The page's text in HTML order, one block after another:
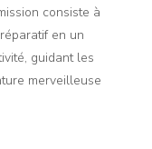
consiste à
en un
guidant les
merveilleuse